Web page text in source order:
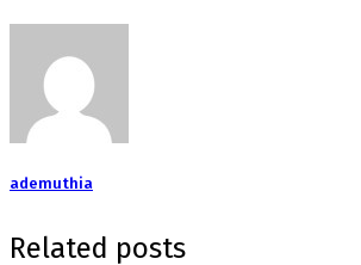
ademuthia
Related posts